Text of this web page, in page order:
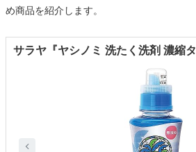
め商品を紹介します。
サラヤ『ヤシノミ 洗たく洗剤 濃縮タ